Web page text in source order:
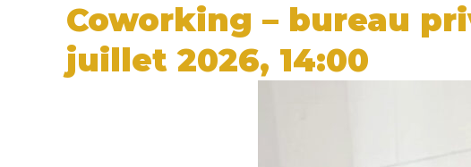
Coworking – bureau
juillet 2026, 14:00